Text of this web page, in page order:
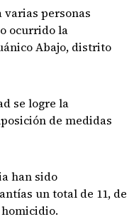
personas
ocurrido la
Abajo, distrito
se logre la
de medidas
han sido
un total de 11, de